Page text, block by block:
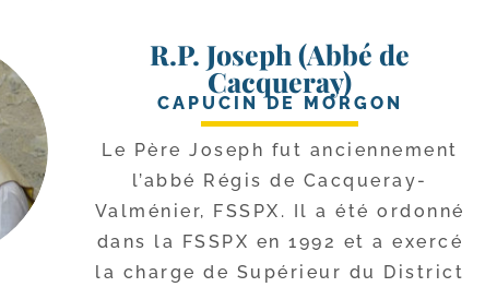
R.P. Joseph (Abbé de
Cacqueray)
CAPUCIN DE MORGON
Le Père Joseph fut ancien­ne­ment
l’ab­bé Régis de Cacqueray-​
Valménier, FSSPX. Il a été ordon­né
dans la FSSPX en 1992 et a exer­cé
la charge de Supérieur du District